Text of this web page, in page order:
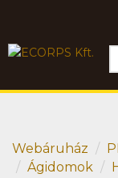
Webáruház
Ágidomok